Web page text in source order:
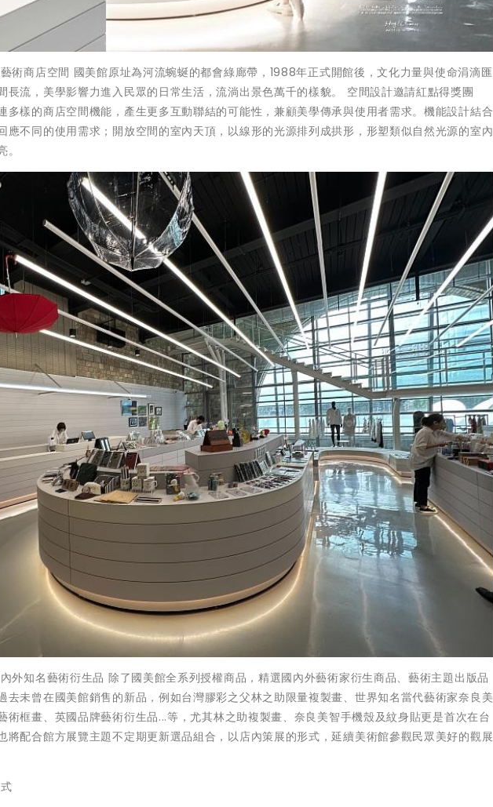
術商店空間 國美館原址為河流蜿蜒的都會綠廊帶，1988年正式開館後，文化力量與使命涓滴匯
長流，美學影響力進入民眾的日常生活，流淌出景色萬千的樣貌。 空間設計邀請紅點得獎團
多樣的商店空間機能，產生更多互動聯結的可能性，兼顧美學傳承與使用者需求。機能設計結合
應不同的使用需求；開放空間的室內天頂，以線形的光源排列成拱形，形塑類似自然光源的室內
外知名藝術衍生品 除了國美館全系列授權商品，精選國內外藝術家衍生商品、藝術主題出版品
去未曾在國美館銷售的新品，例如台灣膠彩之父林之助限量複製畫、世界知名當代藝術家奈良美
術框畫、英國品牌藝術衍生品...等，尤其林之助複製畫、奈良美智手機殼及紋身貼更是首次在台
將配合館方展覽主題不定期更新選品組合，以店內策展的形式，延續美術館參觀民眾美好的觀展